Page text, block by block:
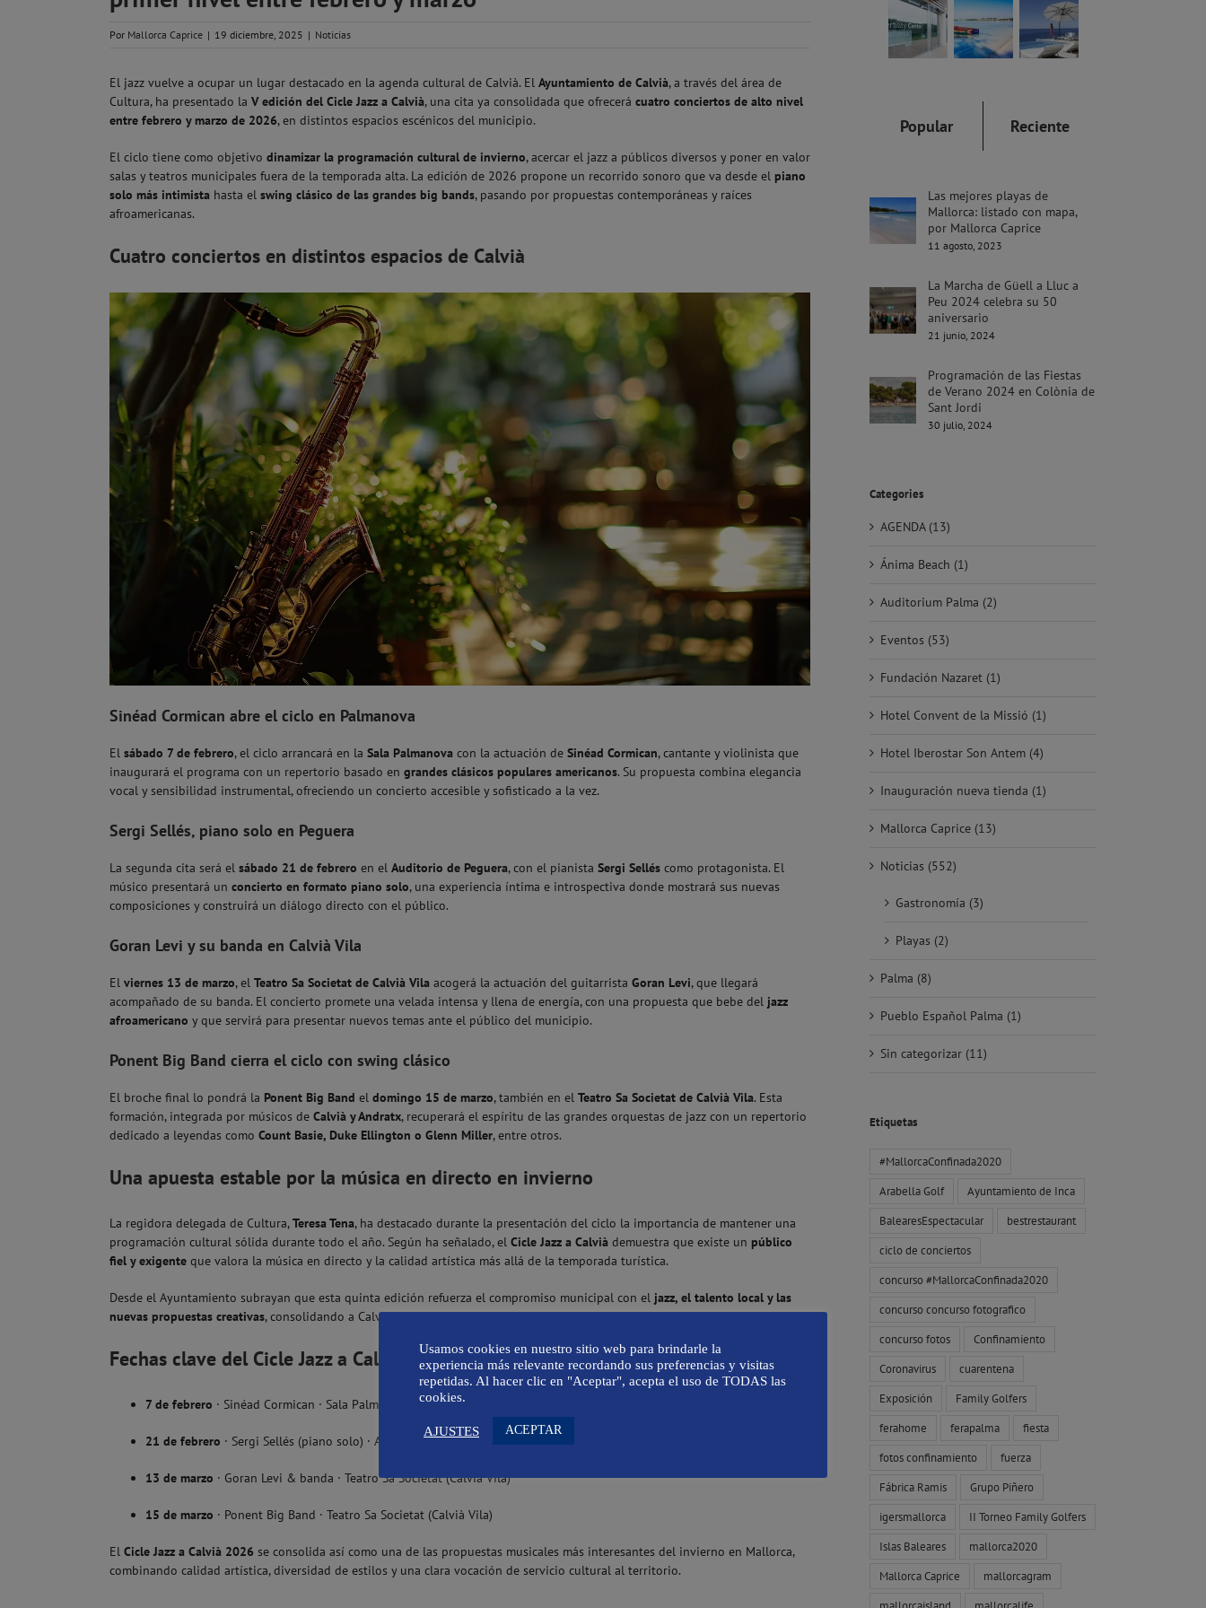
Por Mallorca Caprice | 19 diciembre, 2025 | Noticias
El jazz vuelve a ocupar un lugar destacado en la agenda cultural de Calvià. El Ayuntamiento de Calvià, a través del área de
Cultura, ha presentado la V edición del Cicle Jazz a Calvià, una cita ya consolidada que ofrecerá cuatro conciertos de alto nivel
entre febrero y marzo de 2026, en distintos espacios escénicos del municipio.
El ciclo tiene como objetivo dinamizar la programación cultural de invierno, acercar el jazz a públicos diversos y poner en valor
salas y teatros municipales fuera de la temporada alta. La edición de 2026 propone un recorrido sonoro que va desde el piano
solo más intimista hasta el swing clásico de las grandes big bands, pasando por propuestas contemporáneas y raíces
afroamericanas.
Cuatro conciertos en distintos espacios de Calvià
Sinéad Cormican abre el ciclo en Palmanova
El sábado 7 de febrero, el ciclo arrancará en la Sala Palmanova con la actuación de Sinéad Cormican, cantante y violinista que
inaugurará el programa con un repertorio basado en grandes clásicos populares americanos. Su propuesta combina elegancia
vocal y sensibilidad instrumental, ofreciendo un concierto accesible y sofisticado a la vez.
Sergi Sellés, piano solo en Peguera
La segunda cita será el sábado 21 de febrero en el Auditorio de Peguera, con el pianista Sergi Sellés como protagonista. El
músico presentará un concierto en formato piano solo, una experiencia íntima e introspectiva donde mostrará sus nuevas
composiciones y construirá un diálogo directo con el público.
Goran Levi y su banda en Calvià Vila
El viernes 13 de marzo, el Teatro Sa Societat de Calvià Vila acogerá la actuación del guitarrista Goran Levi, que llegará
acompañado de su banda. El concierto promete una velada intensa y llena de energía, con una propuesta que bebe del jazz
afroamericano y que servirá para presentar nuevos temas ante el público del municipio.
Ponent Big Band cierra el ciclo con swing clásico
El broche final lo pondrá la Ponent Big Band el domingo 15 de marzo, también en el Teatro Sa Societat de Calvià Vila. Esta
formación, integrada por músicos de Calvià y Andratx, recuperará el espíritu de las grandes orquestas de jazz con un repertorio
dedicado a leyendas como Count Basie, Duke Ellington o Glenn Miller, entre otros.
Una apuesta estable por la música en directo en invierno
La regidora delegada de Cultura,Teresa Tena, ha destacado durante la presentación del ciclo la importancia de mantener una
programación cultural sólida durante todo el año. Según ha señalado, el Cicle Jazz a Calvià demuestra que existe un público
fiel y exigente que valora la música en directo y la calidad artística más allá de la temporada turística.
Desde el Ayuntamiento subrayan que esta quinta edición refuerza el compromiso municipal con el jazz, el talento local y las
nuevas propuestas creativas, consolidando a Calvià como un referente cultural también en los meses de invierno.
Fechas clave del Cicle Jazz a Calvià 2026
7 de febrero · Sinéad Cormican · Sala Palmanova
21 de febrero · Sergi Sellés (piano solo) · Auditorio de Peguera
13 de marzo · Goran Levi & banda · Teatro Sa Societat (Calvià Vila)
15 de marzo · Ponent Big Band · Teatro Sa Societat (Calvià Vila)
El Cicle Jazz a Calvià 2026 se consolida así como una de las propuestas musicales más interesantes del invierno en Mallorca,
combinando calidad artística, diversidad de estilos y una clara vocación de servicio cultural al territorio.
Popular Reciente
Las mejores playas de
Mallorca: listado con mapa,
por Mallorca Caprice
11 agosto, 2023
La Marcha de Güell a Lluc a
Peu 2024 celebra su 50
aniversario
21 junio, 2024
Programación de las Fiestas
de Verano 2024 en Colònia de
Sant Jordi
30 julio, 2024
Categories
AGENDA (13)
Ánima Beach (1)
Auditorium Palma (2)
Eventos (53)
Fundación Nazaret (1)
Hotel Convent de la Missió (1)
Hotel Iberostar Son Antem (4)
Inauguración nueva tienda (1)
Mallorca Caprice (13)
Noticias (552)
Gastronomía (3)
Playas (2)
Palma (8)
Pueblo Español Palma (1)
Sin categorizar (11)
Etiquetas
#MallorcaConfinada2020
Arabella Golf Ayuntamiento de Inca
BalearesEspectacular bestrestaurant
ciclo de conciertos
concurso #MallorcaConfinada2020
concurso concurso fotografico
concurso fotos Confinamiento
Coronavirus cuarentena
Exposición Family Golfers
ferahome ferapalma fiesta
fotos confinamiento fuerza
Fábrica Ramis Grupo Piñero
igersmallorca II Torneo Family Golfers
Islas Baleares mallorca2020
Mallorca Caprice mallorcagram
mallorcaisland mallorcalife
Usamos cookies en nuestro sitio web para brindarle la
experiencia más relevante recordando sus preferencias y visitas
repetidas. Al hacer clic en "Aceptar", acepta el uso de TODAS las
cookies.
AJUSTES ACEPTAR